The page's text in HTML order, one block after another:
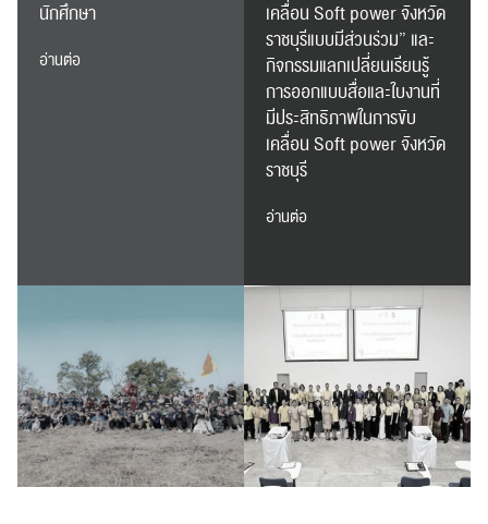
นักศึกษา
อ่านต่อ
เคลื่อน Soft power จังหวัด
ราชบุรีแบบมีส่วนร่วม” และ
กิจกรรมแลกเปลี่ยนเรียนรู้
การออกแบบสื่อและใบงานที่
มีประสิทธิภาพในการขับ
เคลื่อน Soft power จังหวัด
ราชบุรี
อ่านต่อ